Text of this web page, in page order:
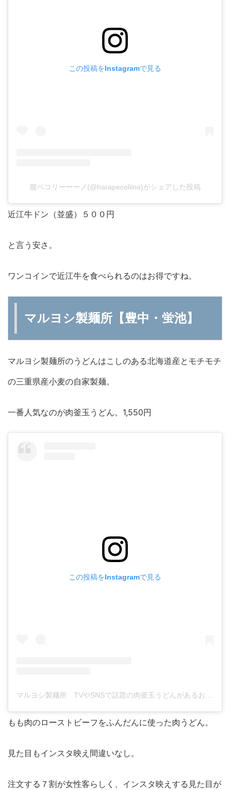
この投稿をInstagramで見る
腹ペコリーーーノ(@harapecoliino)がシェアした投稿
近江牛ドン（並盛）５００円
と言う安さ。
ワンコインで近江牛を食べられるのはお得ですね。
マルヨシ製麺所【豊中・蛍池】
マルヨシ製麺所のうどんはこしのある北海道産とモチモチ
の三重県産小麦の自家製麺。
一番人気なのが肉釜玉うどん。1,550円
この投稿をInstagramで見る
マルヨシ製麺所 TVやSNSで話題の肉釜玉うどんがあるお店(@maruyoshi.seimensyo)がシェアした投稿
もも肉のローストビーフをふんだんに使った肉うどん。
見た目もインスタ映え間違いなし。
注文する７割が女性客らしく、インスタ映えする見た目が